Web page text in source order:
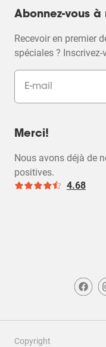
Abonnez-vous
Recevoir en premier
spéciales ?
Merci!
Nous avons déjà de
positives.
4.68
Copyright